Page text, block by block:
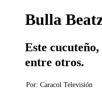
Bulla
Este
entre otros.
Por: Caracol Televisión